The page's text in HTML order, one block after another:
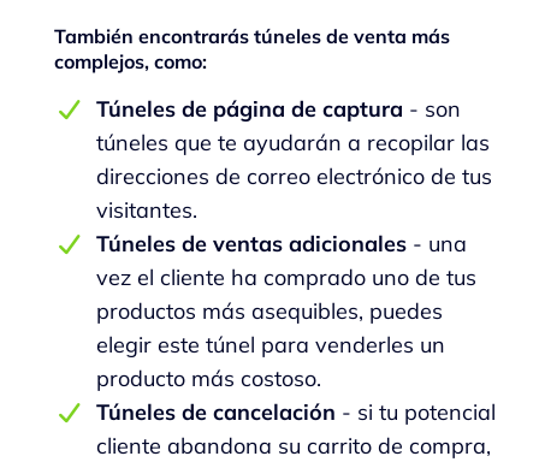
También encontrarás túneles de venta más
complejos, como:
Túneles de página de captura - son
túneles que te ayudarán a recopilar las
direcciones de correo electrónico de tus
visitantes.
Túneles de ventas adicionales - una
vez el cliente ha comprado uno de tus
productos más asequibles, puedes
elegir este túnel para venderles un
producto más costoso.
Túneles de cancelación - si tu potencial
cliente abandona su carrito de compra,